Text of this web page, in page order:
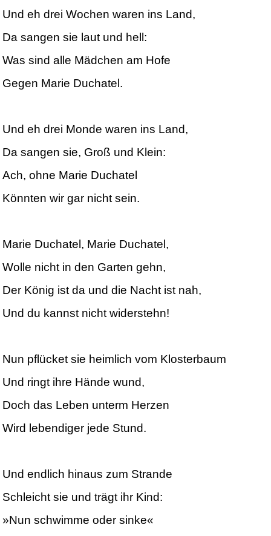
Und eh drei Wochen waren ins Land,
Da sangen sie laut und hell:
Was sind alle Mädchen am Hofe
Gegen Marie Duchatel.
Und eh drei Monde waren ins Land,
Da sangen sie, Groß und Klein:
Ach, ohne Marie Duchatel
Könnten wir gar nicht sein.
Marie Duchatel, Marie Duchatel,
Wolle nicht in den Garten gehn,
Der König ist da und die Nacht ist nah,
Und du kannst nicht widerstehn!
Nun pflücket sie heimlich vom Klosterbaum
Und ringt ihre Hände wund,
Doch das Leben unterm Herzen
Wird lebendiger jede Stund.
Und endlich hinaus zum Strande
Schleicht sie und trägt ihr Kind:
»Nun schwimme oder sinke«